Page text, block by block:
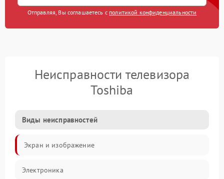
Отправляя, Вы соглашаетесь с политикой конфиденциальности
Неисправности телевизора
Toshiba
Виды неисправностей
Экран и изображение
Электроника